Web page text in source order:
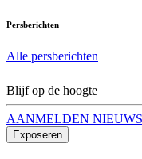
Persberichten
Alle persberichten
Blijf op de hoogte
AANMELDEN
Exposeren